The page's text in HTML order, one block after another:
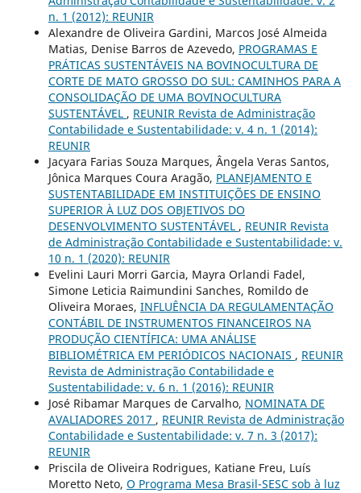
n. 1 (2012): REUNIR
Alexandre de Oliveira Gardini, Marcos José Almeida
Matias, Denise Barros de Azevedo, PROGRAMAS E
PRÁTICAS SUSTENTÁVEIS NA BOVINOCULTURA DE
CORTE DE MATO GROSSO DO SUL: CAMINHOS PARA A
CONSOLIDAÇÃO DE UMA BOVINOCULTURA
SUSTENTÁVEL , REUNIR Revista de Administração
Contabilidade e Sustentabilidade: v. 4 n. 1 (2014):
REUNIR
Jacyara Farias Souza Marques, Ângela Veras Santos,
Jônica Marques Coura Aragão, PLANEJAMENTO E
SUSTENTABILIDADE EM INSTITUIÇÕES DE ENSINO
SUPERIOR À LUZ DOS OBJETIVOS DO
DESENVOLVIMENTO SUSTENTÁVEL , REUNIR Revista
de Administração Contabilidade e Sustentabilidade: v.
10 n. 1 (2020): REUNIR
Evelini Lauri Morri Garcia, Mayra Orlandi Fadel,
Simone Leticia Raimundini Sanches, Romildo de
Oliveira Moraes, INFLUÊNCIA DA REGULAMENTAÇÃO
CONTÁBIL DE INSTRUMENTOS FINANCEIROS NA
PRODUÇÃO CIENTÍFICA: UMA ANÁLISE
BIBLIOMÉTRICA EM PERIÓDICOS NACIONAIS , REUNIR
Revista de Administração Contabilidade e
Sustentabilidade: v. 6 n. 1 (2016): REUNIR
José Ribamar Marques de Carvalho, NOMINATA DE
AVALIADORES 2017 , REUNIR Revista de Administração
Contabilidade e Sustentabilidade: v. 7 n. 3 (2017):
REUNIR
Priscila de Oliveira Rodrigues, Katiane Freu, Luís
Moretto Neto, O Programa Mesa Brasil-SESC sob à luz